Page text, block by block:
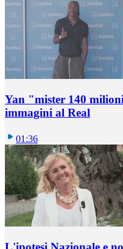
Yan "mister 140
immagini al Real
01:36